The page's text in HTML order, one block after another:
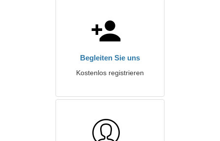
Begleiten Sie uns
Kostenlos registrieren